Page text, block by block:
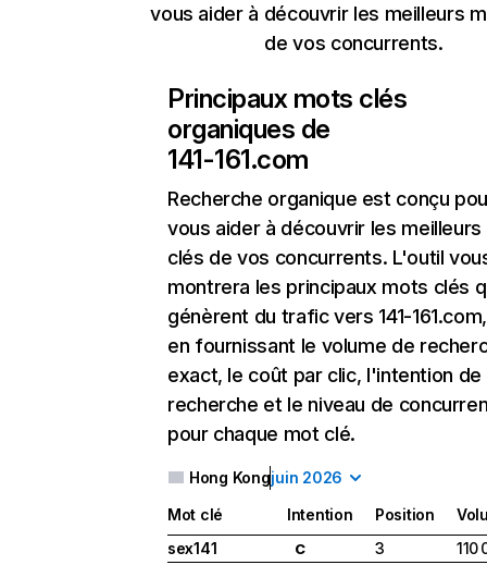
vous aider à découvrir les meilleurs
de vos concurrents.
Principaux mots clés
organiques de
141-161.com
Recherche organique est conçu
vous aider à découvrir les
clés de vos concurrents. L'outil
montrera les principaux mots clés
génèrent du trafic vers 141-
en fournissant le volume de
exact, le coût par clic, l'intention de
recherche et le niveau de
pour chaque mot clé.
Hong Kongjuin 2026
Mot clé Intention Position
sex141
C 3
110